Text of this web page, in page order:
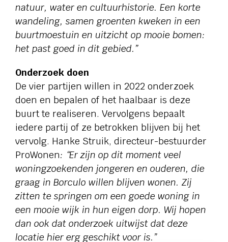
natuur, water en cultuurhistorie. Een korte
wandeling, samen groenten kweken in een
buurtmoestuin en uitzicht op mooie bomen:
het past goed in dit gebied.”
Onderzoek doen
De vier partijen willen in 2022 onderzoek
doen en bepalen of het haalbaar is deze
buurt te realiseren. Vervolgens bepaalt
iedere partij of ze betrokken blijven bij het
vervolg. Hanke Struik, directeur-bestuurder
ProWonen: “Er zijn op dit moment veel
woningzoekenden jongeren en ouderen, die
graag in Borculo willen blijven wonen. Zij
zitten te springen om een goede woning in
een mooie wijk in hun eigen dorp. Wij hopen
dan ook dat onderzoek uitwijst dat deze
locatie hier erg geschikt voor is.”